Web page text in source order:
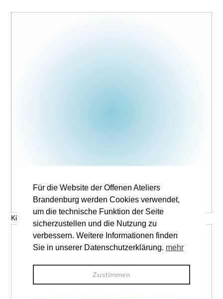
Künstler, Titel © V. Name
Für die Website der Offenen Ateliers
Brandenburg werden Cookies verwendet,
um die technische Funktion der Seite
sicherzustellen und die Nutzung zu
verbessern. Weitere Informationen finden
Sie in unserer Datenschutzerklärung. mehr
Zustimmen